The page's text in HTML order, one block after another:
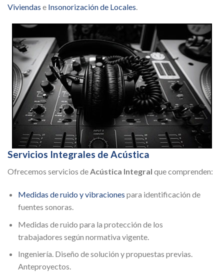
Viviendas e Insonorización de Locales.
Servicios Integrales de Acústica
Ofrecemos servicios deAcústica Integral que comprenden:
Medidas de ruido y vibraciones para identificación de
fuentes sonoras.
Medidas de ruido para la protección de los
trabajadores según normativa vigente.
Ingeniería. Diseño de solución y propuestas previas.
Anteproyectos.